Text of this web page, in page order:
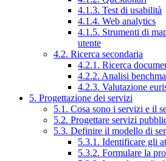
4.1.3. Test di usabilità
4.1.4. Web analytics
4.1.5. Strumenti di
utente
4.2. Ricerca secondaria
4.2.1. Ricerca
4.2.2. Analisi
4.2.3. Valutazione
5. Progettazione dei servizi
5.1. Cosa sono i servizi e il
5.2. Progettare servizi
5.3. Definire il modello di
5.3.1. Identificare gli
5.3.2. Formulare la